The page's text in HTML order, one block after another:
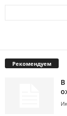
Рекомендуем
В